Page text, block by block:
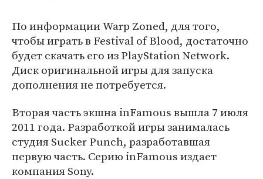
По информации Warp Zoned, для того,
чтобы играть в Festival of Blood, достаточно
будет скачать его из PlayStation Network.
Диск оригинальной игры для запуска
дополнения не потребуется.
Вторая часть экшна inFamous вышла 7 июля
2011 года. Разработкой игры занималась
студия Sucker Punch, разработавшая
первую часть. Cерию inFamous издает
компания Sony.